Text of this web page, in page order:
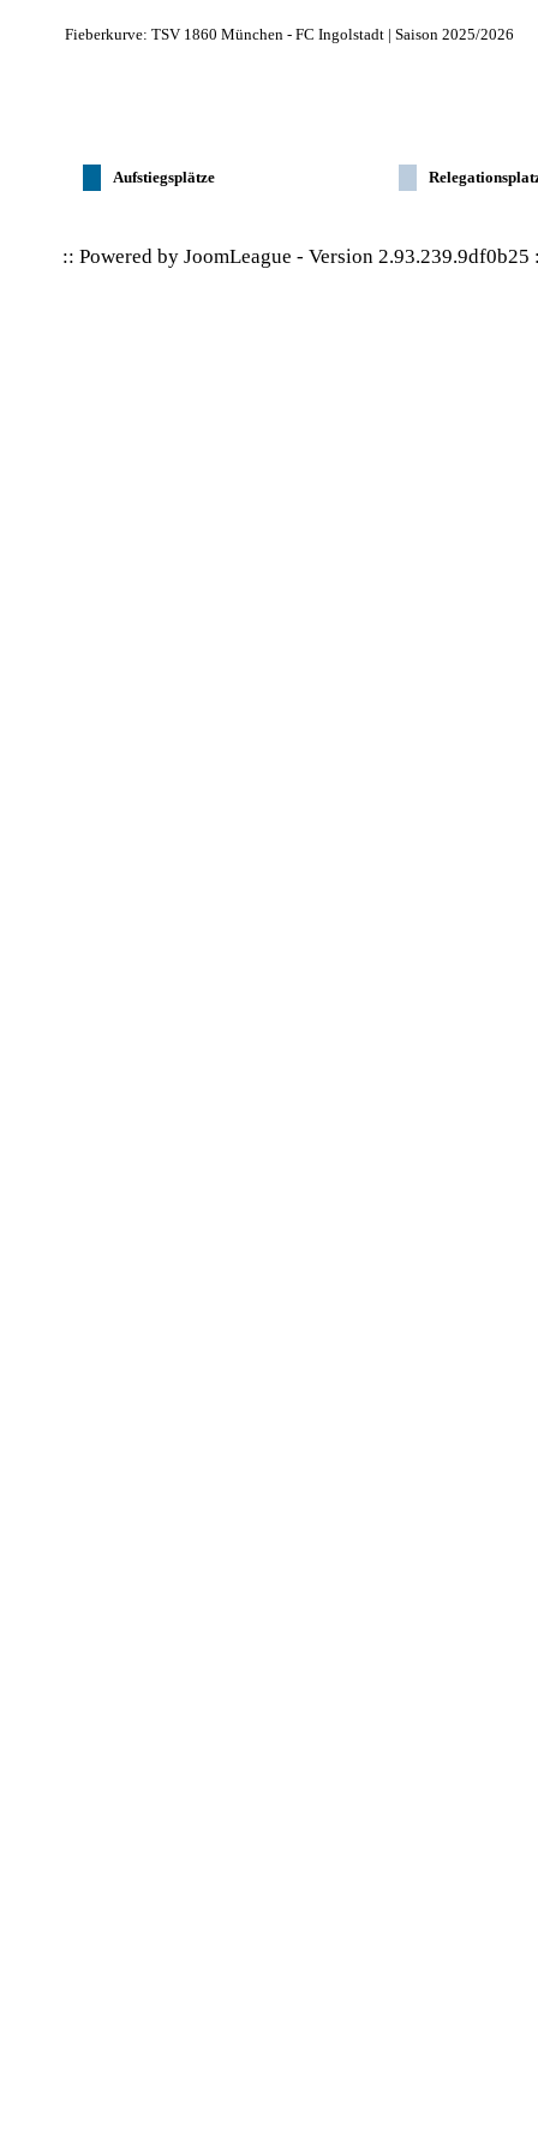
Fieberkurve: TSV 1860 München - FC Ingolstadt | Saison 2025/2026
Aufstiegsplätze
:: Powered by JoomLeague - Version 2.93.239.9df0b25